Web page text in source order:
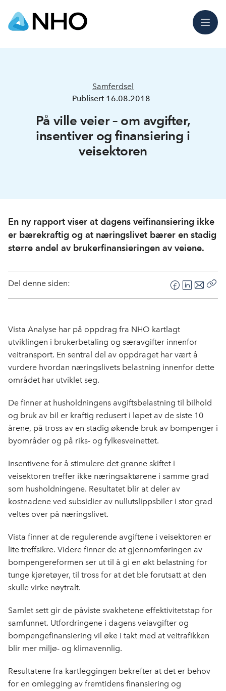
Meny
Samferdsel
Publisert 16.08.2018
På ville veier – om avgifter,
insentiver og finansiering i
veisektoren
En ny rapport viser at dagens veifinansiering ikke
er bærekraftig og at næringslivet bærer en stadig
større andel av brukerfinansieringen av veiene.
Del denne siden:
F
a
e
b
L
i
e
E
-
s
t
Vista Analyse har på oppdrag fra NHO kartlagt
utviklingen i brukerbetaling og særavgifter innenfor
veitransport. En sentral del av oppdraget har vært å
vurdere hvordan næringslivets belastning innenfor dette
området har utviklet seg.
De finner at husholdningens avgiftsbelastning til bilhold
og bruk av bil er kraftig redusert i løpet av de siste 10
årene, på tross av en stadig økende bruk av bompenger i
byområder og på riks- og fylkesveinettet.
Insentivene for å stimulere det grønne skiftet i
veisektoren treffer ikke næringsaktørene i samme grad
som husholdningene. Resultatet blir at deler av
kostnadene ved subsidier av nullutslippsbiler i stor grad
veltes over på næringslivet.
Vista finner at de regulerende avgiftene i veisektoren er
lite treffsikre. Videre finner de at gjennomføringen av
bompengereformen ser ut til å gi en økt belastning for
tunge kjøretøyer, til tross for at det ble forutsatt at den
skulle virke nøytralt.
Samlet sett gir de påviste svakhetene effektivitetstap for
samfunnet. Utfordringene i dagens veiavgifter og
bompengefinansiering vil øke i takt med at veitrafikken
blir mer miljø- og klimavennlig.
Resultatene fra kartleggingen bekrefter at det er behov
for en omlegging av fremtidens finansiering og